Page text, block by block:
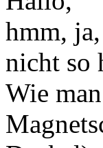
hmm,
nicht so
Wie